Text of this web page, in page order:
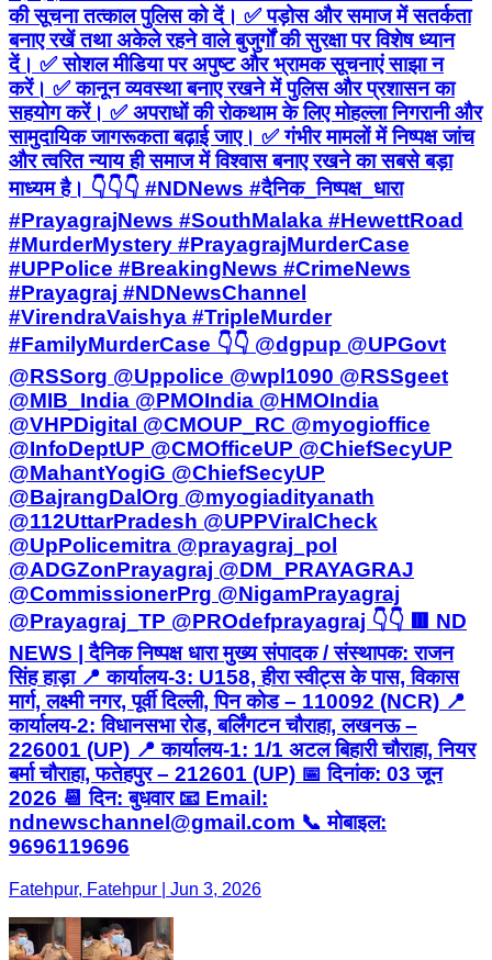
की सूचना तत्काल पुलिस को दें। ✅ पड़ोस और समाज में सतर्कता
बनाए रखें तथा अकेले रहने वाले बुजुर्गों की सुरक्षा पर विशेष ध्यान
दें। ✅ सोशल मीडिया पर अपुष्ट और भ्रामक सूचनाएं साझा न
करें। ✅ कानून व्यवस्था बनाए रखने में पुलिस और प्रशासन का
सहयोग करें। ✅ अपराधों की रोकथाम के लिए मोहल्ला निगरानी और
सामुदायिक जागरूकता बढ़ाई जाए। ✅ गंभीर मामलों में निष्पक्ष जांच
और त्वरित न्याय ही समाज में विश्वास बनाए रखने का सबसे बड़ा
माध्यम है। 👇👇👇 #NDNews #दैनिक_निष्पक्ष_धारा
#PrayagrajNews #SouthMalaka #HewettRoad
#MurderMystery #PrayagrajMurderCase
#UPPolice #BreakingNews #CrimeNews
#Prayagraj #NDNewsChannel
#VirendraVaishya #TripleMurder
#FamilyMurderCase 👇👇 @dgpup @UPGovt
@RSSorg @Uppolice @wpl1090 @RSSgeet
@MIB_India @PMOIndia @HMOIndia
@VHPDigital @CMOUP_RC @myogioffice
@InfoDeptUP @CMOfficeUP @ChiefSecyUP
@MahantYogiG @ChiefSecyUP
@BajrangDalOrg @myogiadityanath
@112UttarPradesh @UPPViralCheck
@UpPolicemitra @prayagraj_pol
@ADGZonPrayagraj @DM_PRAYAGRAJ
@CommissionerPrg @NigamPrayagraj
@Prayagraj_TP @PROdefprayagraj 👇👇 🟥 ND
NEWS | दैनिक निष्पक्ष धारा मुख्य संपादक / संस्थापक: राजन
सिंह हाड़ा 📍 कार्यालय-3: U158, हीरा स्वीट्स के पास, विकास
मार्ग, लक्ष्मी नगर, पूर्वी दिल्ली, पिन कोड – 110092 (NCR) 📍
कार्यालय-2: विधानसभा रोड, बर्लिंगटन चौराहा, लखनऊ –
226001 (UP) 📍 कार्यालय-1: 1/1 अटल बिहारी चौराहा, नियर
बर्मा चौराहा, फतेहपुर – 212601 (UP) 📅 दिनांक: 03 जून
2026 📆 दिन: बुधवार 📧 Email:
ndnewschannel@gmail.com 📞 मोबाइल:
9696119696
Fatehpur, Fatehpur | Jun 3, 2026